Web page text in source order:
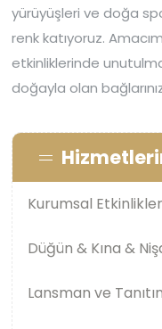
yürüyüşleri ve doğa
renk katıyoruz.
etkinliklerinde
doğayla olan
Kurumsal Etkinlikler
Düğün & Kına &
Lansman ve